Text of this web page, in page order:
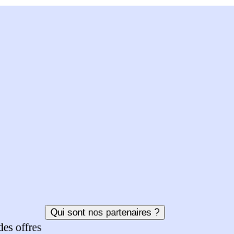
offres
Qui sont nos partenaires ?